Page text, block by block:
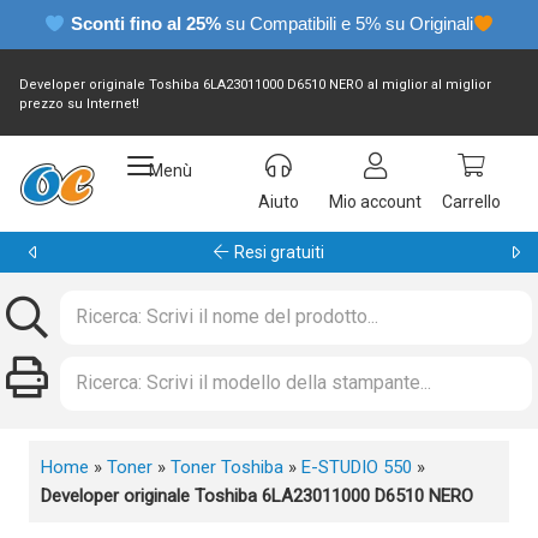
Sconti fino al 25% su Compatibili e 5% su Originali
Developer originale Toshiba 6LA23011000 D6510 NERO al miglior al miglior
prezzo su Internet!
Menù
Aiuto
Mio account Carrello
Garanzia 24 mesi
Home » Toner » Toner Toshiba » E-STUDIO 550 »
Developer originale Toshiba 6LA23011000 D6510 NERO